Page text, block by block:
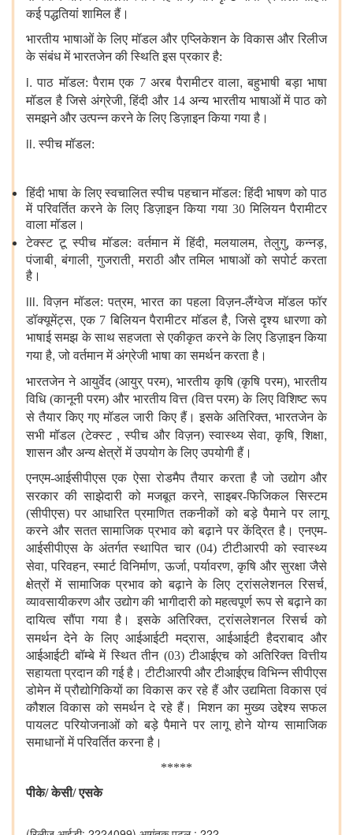
कई पद्धतियां शामिल हैं।
भारतीय भाषाओं के लिए मॉडल और एप्लिकेशन के विकास और रिलीज
के संबंध में भारतजेन की स्थिति इस प्रकार है:
i.पाठ मॉडल: पैराम एक 7 अरब पैरामीटर वाला,बहुभाषी बड़ा भाषा
मॉडल है जिसे अंग्रेजी,हिंदी और 14 अन्य भारतीय भाषाओं में पाठ को
समझने और उत्पन्न करने के लिए डिज़ाइन किया गया है।
ii.स्पीच मॉडल:
हिंदी भाषा के लिए स्वचालित स्पीच पहचान मॉडल: हिंदी भाषण को पाठ
में परिवर्तित करने के लिए डिज़ाइन किया गया 30 मिलियन पैरामीटर
वाला मॉडल।
टेक्स्ट टू स्पीच मॉडल: वर्तमान में हिंदी,मलयालम,तेलुगु,कन्नड़,
पंजाबी ,बंगाली,गुजराती,मराठी और तमिल भाषाओं को सपोर्ट करता
है।
iii.विज़न मॉडल: पत्रम,भारत का पहला विज़न-लैंग्वेज मॉडल फॉर
डॉक्यूमेंट्स,एक 7 बिलियन पैरामीटर मॉडल है,जिसे दृश्य धारणा को
भाषाई समझ के साथ सहजता से एकीकृत करने के लिए डिज़ाइन किया
गया है,जो वर्तमान में अंग्रेजी भाषा का समर्थन करता है।
भारतजेन ने आयुर्वेद (आयुर् परम),भारतीय कृषि (कृषि परम),भारतीय
विधि (कानूनी परम) और भारतीय वित्त (वित्त परम) के लिए विशिष्ट रूप
से तैयार किए गए मॉडल जारी किए हैं। इसके अतिरिक्त, भारतजेन के
सभी मॉडल (टेक्स्ट ,स्पीच और विज़न) स्वास्थ्य सेवा,कृषि,शिक्षा,
शासन और अन्य क्षेत्रों में उपयोग के लिए उपयोगी हैं।
एनएम-आईसीपीएस एक ऐसा रोडमैप तैयार करता है जो उद्योग और
सरकार की साझेदारी को मजबूत करने,साइबर-फिजिकल सिस्टम
(सीपीएस) पर आधारित प्रमाणित तकनीकों को बड़े पैमाने पर लागू
करने और सतत सामाजिक प्रभाव को बढ़ाने पर केंद्रित है। एनएम-
आईसीपीएस के अंतर्गत स्थापित चार (04) टीटीआरपी को स्वास्थ्य
सेवा,परिवहन,स्मार्ट विनिर्माण,ऊर्जा,पर्यावरण,कृषि और सुरक्षा जैसे
क्षेत्रों में सामाजिक प्रभाव को बढ़ाने के लिए ट्रांसलेशनल रिसर्च,
व्यावसायीकरण और उद्योग की भागीदारी को महत्वपूर्ण रूप से बढ़ाने का
दायित्व सौंपा गया है। इसके अतिरिक्त,ट्रांसलेशनल रिसर्च को
समर्थन देने के लिए आईआईटी मद्रास, आईआईटी हैदराबाद और
आईआईटी बॉम्बे में स्थित तीन (03) टीआईएच को अतिरिक्त वित्तीय
सहायता प्रदान की गई है। टीटीआरपी और टीआईएच विभिन्न सीपीएस
डोमेन में प्रौद्योगिकियों का विकास कर रहे हैं और उद्यमिता विकास एवं
कौशल विकास को समर्थन दे रहे हैं। मिशन का मुख्य उद्देश्य सफल
पायलट परियोजनाओं को बड़े पैमाने पर लागू होने योग्य सामाजिक
समाधानों में परिवर्तित करना है।
*****
पीके/ केसी/ एसके